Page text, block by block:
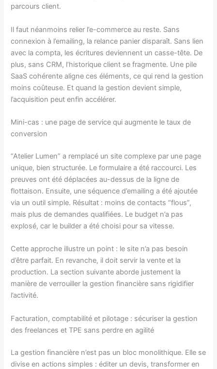
parcours client.
Il faut néanmoins relier l’e-commerce au reste. Sans
connexion à l’emailing, la relance panier disparaît. Sans lien
avec la compta, les écritures deviennent un casse-tête. De
plus, sans CRM, l’historique client se fragmente. Une pile
SaaS cohérente aligne ces éléments, ce qui rend la gestion
moins coûteuse. Et quand la gestion devient simple,
l’acquisition peut enfin accélérer.
Mini-cas : une page de service qui augmente le taux de
conversion
“Atelier Lumen” a remplacé un site complexe par une page
unique, bien structurée. Le formulaire a été raccourci. Les
preuves ont été déplacées au-dessus de la ligne de
flottaison. Ensuite, une séquence d’emailing a été ajoutée
via un outil simple. Résultat : moins de contacts “flous”,
mais plus de demandes qualifiées. Le budget n’a pas
explosé, car le builder a été choisi pour sa vitesse.
Cette approche illustre un point : le site n’a pas besoin
d’être parfait. En revanche, il doit servir la vente et la
production. La section suivante aborde justement la
manière de verrouiller la gestion financière sans rigidifier
l’activité.
Facturation, comptabilité et pilotage : sécuriser la gestion
des freelances et TPE sans perdre en agilité
La gestion financière n’est pas un bloc monolithique. Elle se
divise en actions simples : éditer un devis, transformer en